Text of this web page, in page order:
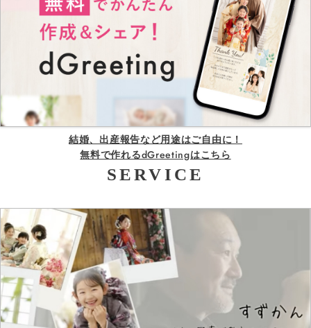
結婚、出産報告など用途はご自由に！
無料で作れるdGreetingはこちら
SERVICE